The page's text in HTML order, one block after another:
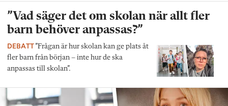
”Vad säger det om skolan när allt fler
barn behöver anpassas?”
DEBATT”Frågan är hur skolan kan ge plats åt
fler barn från början – inte hur de ska
anpassas till skolan”.